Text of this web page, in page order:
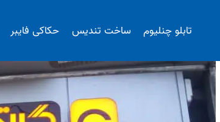
تابلو چنلیوم ساخت تندیس حکاکی فایبر